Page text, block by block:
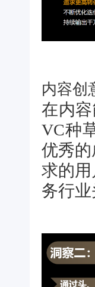
内容创
在内
VC种
优秀
求的
务行业